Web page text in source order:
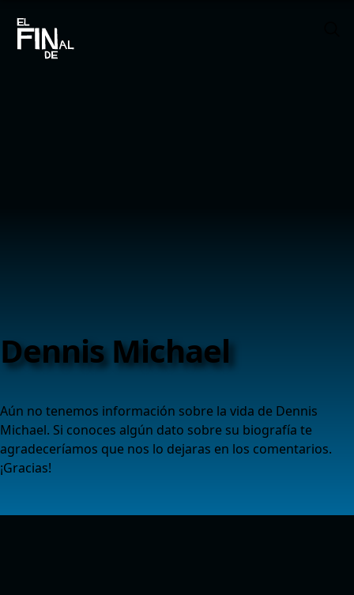
Dennis Michael
Aún no tenemos información sobre la vida de Dennis
Michael. Si conoces algún dato sobre su biografía te
agradeceríamos que nos lo dejaras en los comentarios.
¡Gracias!